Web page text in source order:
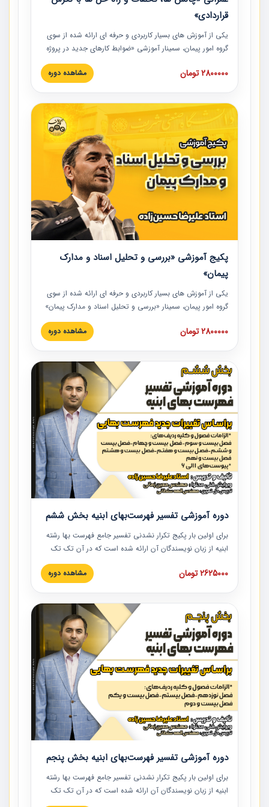
قراردادی»
یکی از آموزش‏‏‏‏‏‏ های بسیار کاربردی و حرفه‏ ای ارائه شده از سوی
گروه امور پیمان، سمینار آموزشی «ضوابط کارهای جدید در پروژه
های عمرانی» چالش ها، تخلفات و راه حل ها با نگرش قراردادی
است که در محل سندیکای شرکت های ساختمانی کشور ارائه شد.
مدارک پیمان به همراه تجربیات عملی ارائه شده است.
2800000 تومان مشاهده دوره
پکیج آموزشی «بررسی و تحلیل اسناد و مدارک
پیمان»
یکی از آموزش‏‏‏‏‏‏ های بسیار کاربردی و حرفه‏ ای ارائه شده از سوی
گروه امور پیمان، سمینار «بررسی و تحلیل اسناد و مدارک پیمان»
است که در دانشگاه صنعتی شریف ارائه شد. در این آموزش
نکات کلیدی مربوط به اسناد و مدارک پیمان، اولویت بندی اسناد
پیمان به همراه تجربیات عملی در این خصوص ارائه شده است.
2800000 تومان مشاهده دوره
دوره آموزشی تفسیر فهرست‌بهای ابنیه بخش ششم
برای اولین بار پکیج تکرار نشدنی تفسیر جامع فهرست بها رشته
ابنیه از زبان نویسندگان آن ارائه شده است که در آن تک تک
ردیف ها و مطالب فهرست بها تفسیر و ارائه شده است. این
دوره به صورت کامل تصویری بوده و به همراه تصاویر عملیات
دوره با کلام مهندس علیرضاحسین‌زاده مدیر پروژه مهندسی
مشاور در امر بازنگری فهرست بها رشته ابنیه ارائه شده و به تمام
همکارانی که در حوزه صنعت ساخت در حال فعالیت هستند حتما
توصیه می کنیم از مطالب این دوره استفاده نمایند.
2625000 تومان مشاهده دوره
دوره آموزشی تفسیر فهرست‌بهای ابنیه بخش پنجم
برای اولین بار پکیج تکرار نشدنی تفسیر جامع فهرست بها رشته
ابنیه از زبان نویسندگان آن ارائه شده است که در آن تک تک
ردیف ها و مطالب فهرست بها تفسیر و ارائه شده است. این